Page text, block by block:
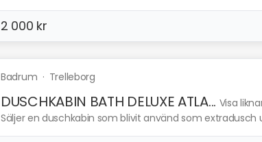
2 000 kr
Badrum · Trelleborg
DUSCHKABIN BATH DELUXE ATLA... Visa
Säljer en duschkabin som blivit använd som extradusch